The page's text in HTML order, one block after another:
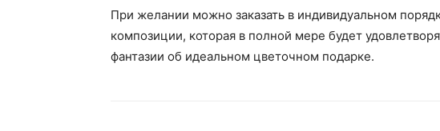
При желании можно заказать в индивидуальном
композиции, которая в полной мере будет
фантазии об идеальном цветочном подарке.